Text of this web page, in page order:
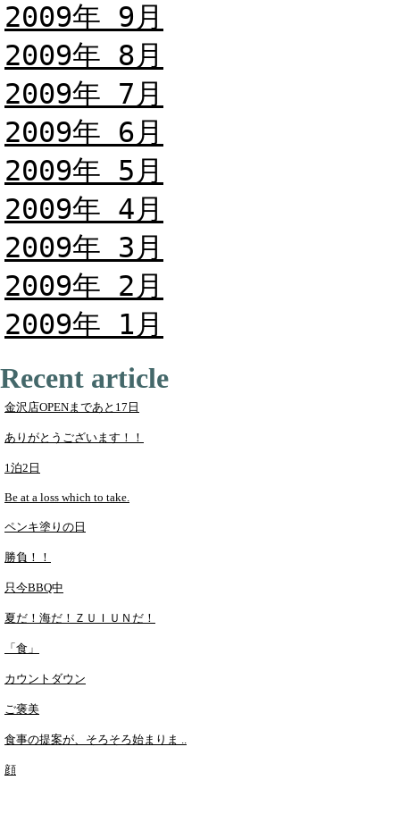
2009年 9月
2009年 8月
2009年 7月
2009年 6月
2009年 5月
2009年 4月
2009年 3月
2009年 2月
2009年 1月
Recent article
金沢店OPENまであと17日
ありがとうございます！！
1泊2日
Be at a loss which to take.
ペンキ塗りの日
勝負！！
只今BBQ中
夏だ！海だ！ＺＵＩＵＮだ！
「食」
カウントダウン
ご褒美
食事の提案が、そろそろ始まりま ..
顔